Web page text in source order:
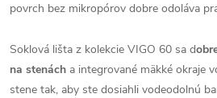
povrch bez mikropórov dobre odoláva
Soklová lišta z kolekcie VIGO 60 sa d
na stenách a integrované mäkké okraje
stene tak, aby ste dosiahli vodeodolnú